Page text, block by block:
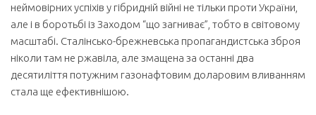
неймовірних успіхів у гібридній війні не тільки проти України,
але і в боротьбі із Заходом “що загниває”, тобто в світовому
масштабі. Сталінсько-брежневська пропагандистська зброя
ніколи там не ржавіла, але змащена за останні два
десятиліття потужним газонафтовим доларовим вливанням
стала ще ефективнішою.